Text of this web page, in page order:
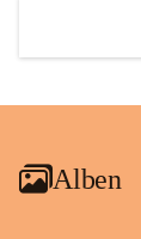
VBl.
Alben